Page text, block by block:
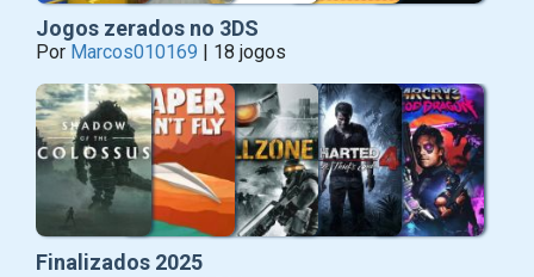
Jogos zerados no 3DS
Por Marcos010169 | 18 jogos
Finalizados 2025